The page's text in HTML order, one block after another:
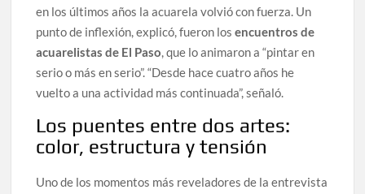
en los últimos años la acuarela volvió con fuerza. Un
punto de inflexión, explicó, fueron losencuentros de
acuarelistas de El Paso, que lo animaron a “pintar en
serio o más en serio”. “Desde hace cuatro años he
vuelto a una actividad más continuada”, señaló.
Los puentes entre dos artes:
color, estructura y tensión
Uno de los momentos más reveladores de la entrevista